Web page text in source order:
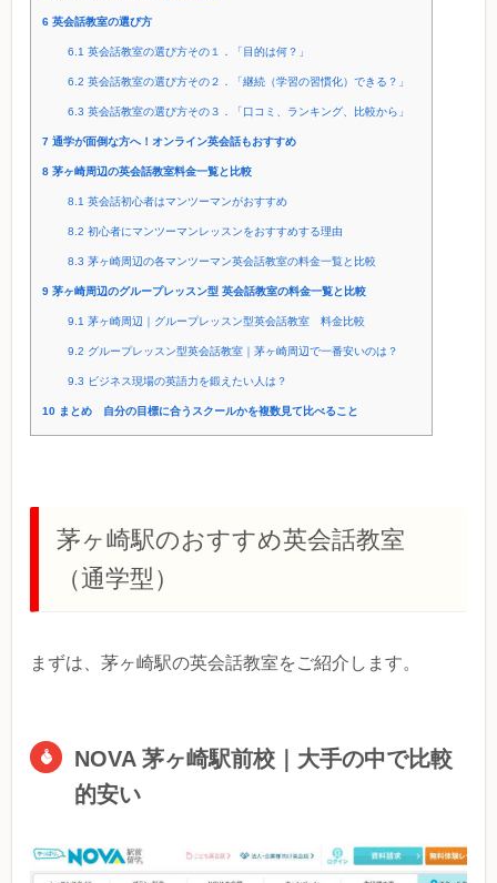
6 英会話教室の選び方
6.1 英会話教室の選び方その１．「目的は何？」
6.2 英会話教室の選び方その２．「継続（学習の習慣化）できる？」
6.3 英会話教室の選び方その３．「口コミ、ランキング、比較から」
7 通学が面倒な方へ！オンライン英会話もおすすめ
8 茅ヶ崎周辺の英会話教室料金一覧と比較
8.1 英会話初心者はマンツーマンがおすすめ
8.2 初心者にマンツーマンレッスンをおすすめする理由
8.3 茅ヶ崎周辺の各マンツーマン英会話教室の料金一覧と比較
9 茅ヶ崎周辺のグループレッスン型 英会話教室の料金一覧と比較
9.1 茅ヶ崎周辺｜グループレッスン型英会話教室 料金比較
9.2 グループレッスン型英会話教室｜茅ヶ崎周辺で一番安いのは？
9.3 ビジネス現場の英語力を鍛えたい人は？
10 まとめ 自分の目標に合うスクールかを複数見て比べること
茅ヶ崎駅のおすすめ英会話教室
（通学型）
まずは、茅ヶ崎駅の英会話教室をご紹介します。
NOVA 茅ヶ崎駅前校｜大手の中で比較
的安い